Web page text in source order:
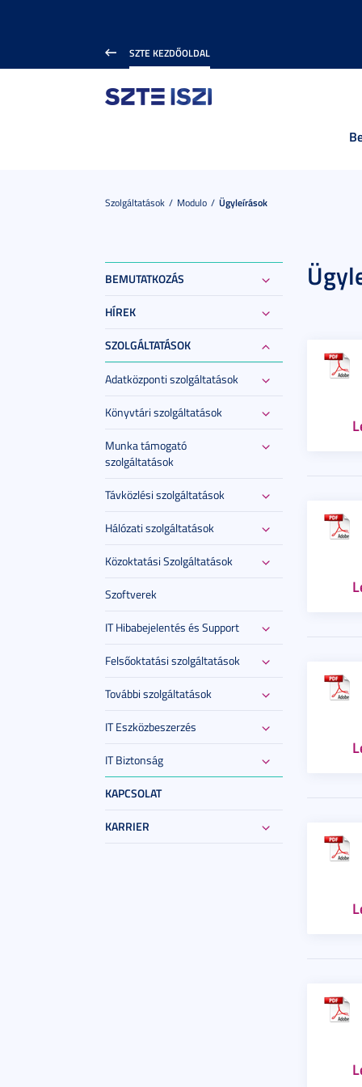
SZTE KEZDŐOLDAL
Szolgáltatások Modulo Ügyleírások
BEMUTATKOZÁS
HÍREK
SZOLGÁLTATÁSOK
Adatközponti szolgáltatások
Könyvtári szolgáltatások
Munka támogató
szolgáltatások
Távközlési szolgáltatások
Hálózati szolgáltatások
Közoktatási Szolgáltatások
Szoftverek
IT Hibabejelentés és Support
Felsőoktatási szolgáltatások
További szolgáltatások
IT Eszközbeszerzés
IT Biztonság
KAPCSOLAT
KARRIER